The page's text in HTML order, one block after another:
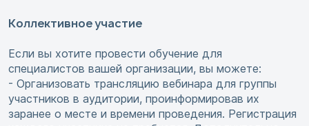
Коллективное участие
Если вы хотите провести обучение для
специалистов вашей организации, вы можете:
- Организовать трансляцию вебинара для группы
участников в аудитории, проинформировав их
заранее о месте и времени проведения. Регистрация